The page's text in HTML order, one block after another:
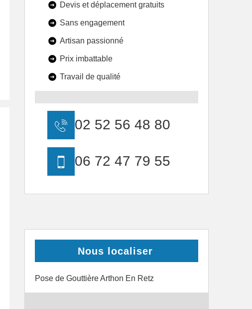
Devis et déplacement gratuits
Sans engagement
Artisan passionné
Prix imbattable
Travail de qualité
02 52 56 48 80
06 72 47 79 55
Nous localiser
Pose de Gouttière Arthon En Retz